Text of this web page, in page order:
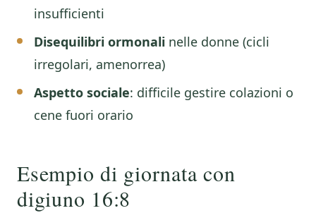
insufficienti
Disequilibri ormonali nelle donne (cicli
irregolari, amenorrea)
Aspetto sociale: difficile gestire colazioni o
cene fuori orario
Esempio di giornata con
digiuno 16:8